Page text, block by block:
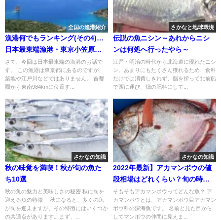
全国の漁港紹介
漁港何でもランキング(その4)…
日本最東端漁港・東京小笠原
村 二見漁港
さて、今回は日本最東端の漁港のお話で
す。 この漁港は東京都にあるのですが、
築地や江戸川などではありません。 首都
圏から東南984kmに位置す...
さかなと地球環境
伝説の魚ニシン～あれからニシ
ンは何処へ行ったやら～
江戸・明治の時代から北海道に現れたニシ
ン。あまりにもたくさん獲れるため、食料
だけでは消費しきれず、脂を搾って北前船
で西に運び、畑の肥料にして...
さかなの知識
秋の味覚を満喫！秋が旬の魚た
ち10選
秋の魚の魅力と美味しさの秘密 秋に旬を
迎える魚の特徴 秋になると、多くの魚
が旬を迎えますが、その特徴にはいくつか
の共通点があります。まず、...
さかなの知識
2022年最新】アカマンボウの値
段相場はどれくらい？旬の時
期・人気の調理方法もご紹介
そもそもアカマンボウってどんな魚？ ア
カマンボウとは、アカマンボウ目アカマン
ボウ科の深海魚です。 名前と見た目から
してマンボウの仲間に見えま...